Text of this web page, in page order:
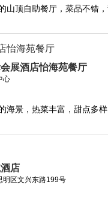
山顶自助餐厅，菜品不错
会展酒店怡海苑餐厅
心
海景，热菜丰富，甜点多
店
明区文兴东路199号